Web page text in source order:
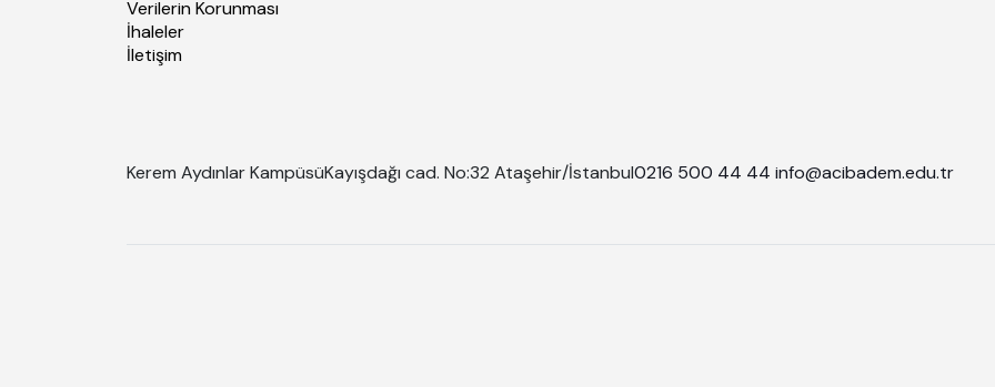
Verilerin Korunması
İhaleler
İletişim
Kerem Aydınlar KampüsüKayışdağı cad. No:32 Ataşehir/İstanbul0216 500 44 44 info@acibadem.edu.tr